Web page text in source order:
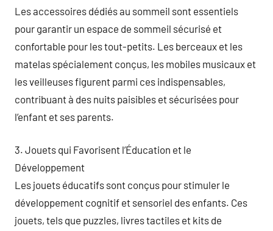
Les accessoires dédiés au sommeil sont essentiels
pour garantir un espace de sommeil sécurisé et
confortable pour les tout-petits. Les berceaux et les
matelas spécialement conçus, les mobiles musicaux et
les veilleuses figurent parmi ces indispensables,
contribuant à des nuits paisibles et sécurisées pour
l’enfant et ses parents.
3. Jouets qui Favorisent l’Éducation et le
Développement
Les jouets éducatifs sont conçus pour stimuler le
développement cognitif et sensoriel des enfants. Ces
jouets, tels que puzzles, livres tactiles et kits de